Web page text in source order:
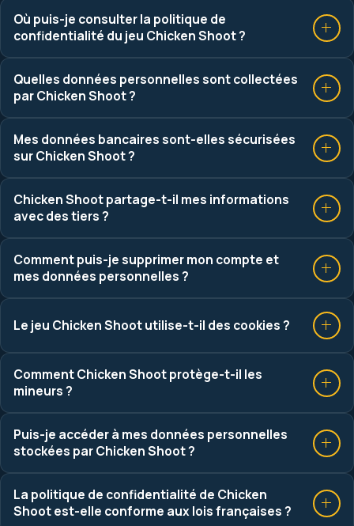
Où puis-je consulter la politique de
confidentialité du jeu Chicken Shoot ?
Quelles données personnelles sont collectées
par Chicken Shoot ?
Mes données bancaires sont-elles sécurisées
sur Chicken Shoot ?
Chicken Shoot partage-t-il mes informations
avec des tiers ?
Comment puis-je supprimer mon compte et
mes données personnelles ?
Le jeu Chicken Shoot utilise-t-il des cookies ?
Comment Chicken Shoot protège-t-il les
mineurs ?
Puis-je accéder à mes données personnelles
stockées par Chicken Shoot ?
La politique de confidentialité de Chicken
Shoot est-elle conforme aux lois françaises ?